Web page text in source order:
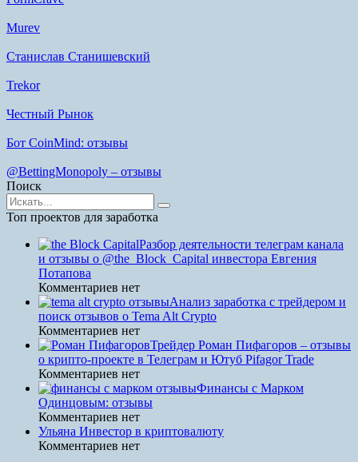
Murev
Станислав Станишевский
Trekor
Честный Рынок
Бот CoinMind: отзывы
@BettingMonopoly – отзывы
Поиск
Найти:
Топ проектов для заработка
Разбор деятельности телеграм канала
и отзывы о @the_Block_Capital инвестора Евгения
Потапова
Комментариев нет
Анализ заработка с трейдером и
поиск отзывов о Tema Alt Crypto
Комментариев нет
Трейдер Роман Пифагоров – отзывы
о крипто-проекте в Телеграм и Ютуб Pifagor Trade
Комментариев нет
Финансы с Марком
Одинцовым: отзывы
Комментариев нет
Ульяна Инвестор в криптовалюту
Комментариев нет